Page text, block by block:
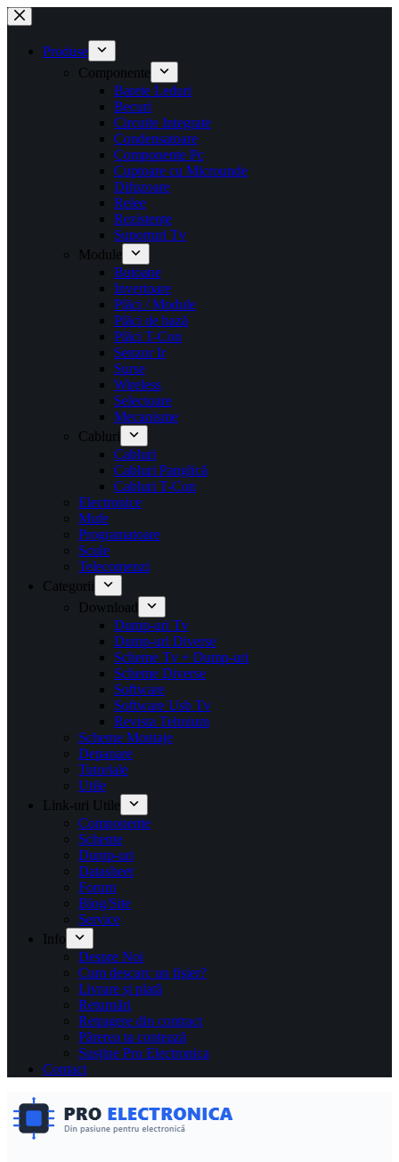
Sari
la
conținutProduse
Componente
Barete Leduri
Becuri
Circuite Integrate
Condensatoare
Componente Pc
Cuptoare cu Microunde
Difuzoare
Relee
Rezistențe
Suporturi Tv
Module
Butoane
Invertoare
Plăci / Module
Plăci de bază
Plăci T-Con
Senzor Ir
Surse
Wireless
Selectoare
Mecanisme
Cabluri
Cabluri
Cabluri Panglică
Cabluri T-Con
Electronice
Mufe
Programatoare
Scule
Telecomenzi
Categorii
Download
Dump-uri Tv
Dump-uri Diverse
Scheme Tv + Dump-uri
Scheme Diverse
Software
Software Usb Tv
Revista Tehnium
Scheme Montaje
Depanare
Tutoriale
Utile
Link-uri Utile
Componente
Scheme
Dump-uri
Datasheet
Forum
Blog/Site
Service
Info
Despre Noi
Cum descarc un fişier?
Livrare și plată
Returnări
Retragere din contract
Părerea ta contează
Susține Pro Electronica
Contact